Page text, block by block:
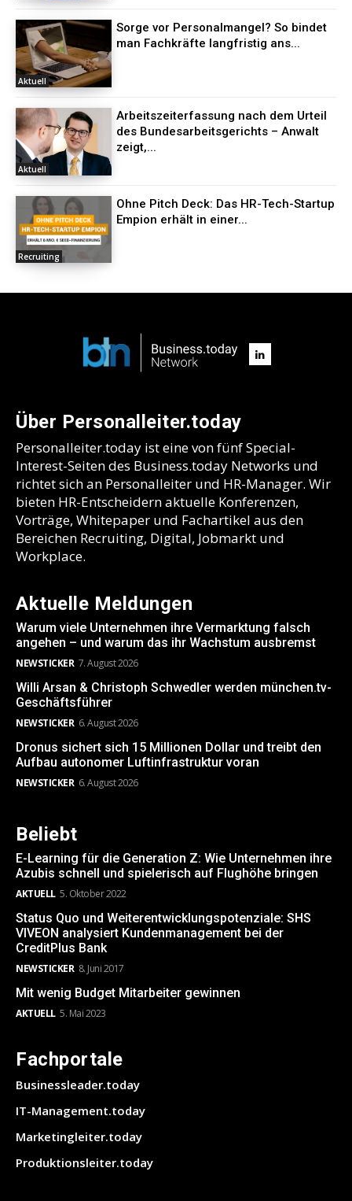
Aktuell
Sorge vor Personalmangel? So bindet
man Fachkräfte langfristig ans...
Aktuell
Arbeitszeiterfassung nach dem Urteil
des Bundesarbeitsgerichts – Anwalt
zeigt,...
Recruiting
Ohne Pitch Deck: Das HR-Tech-Startup
Empion erhält in einer...
Über Personalleiter.today
Personalleiter.today ist eine von fünf Special-
Interest-Seiten des Business.today Networks und
richtet sich an Personalleiter und HR-Manager. Wir
bieten HR-Entscheidern aktuelle Konferenzen,
Vorträge, Whitepaper und Fachartikel aus den
Bereichen Recruiting, Digital, Jobmarkt und
Workplace.
Aktuelle Meldungen
Warum viele Unternehmen ihre Vermarktung falsch
angehen – und warum das ihr Wachstum ausbremst
NEWSTICKER 7. August 2026
Willi Arsan & Christoph Schwedler werden münchen.tv-
Geschäftsführer
NEWSTICKER 6. August 2026
Dronus sichert sich 15 Millionen Dollar und treibt den
Aufbau autonomer Luftinfrastruktur voran
NEWSTICKER 6. August 2026
Beliebt
E-Learning für die Generation Z: Wie Unternehmen ihre
Azubis schnell und spielerisch auf Flughöhe bringen
AKTUELL 5. Oktober 2022
Status Quo und Weiterentwicklungspotenziale: SHS
VIVEON analysiert Kundenmanagement bei der
CreditPlus Bank
NEWSTICKER 8. Juni 2017
Mit wenig Budget Mitarbeiter gewinnen
AKTUELL 5. Mai 2023
Fachportale
Businessleader.today
IT-Management.today
Marketingleiter.today
Produktionsleiter.today